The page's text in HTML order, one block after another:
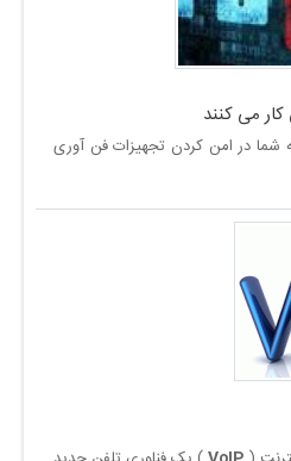
می کنند
به شما در امن کردن تجهیزات فن آوری